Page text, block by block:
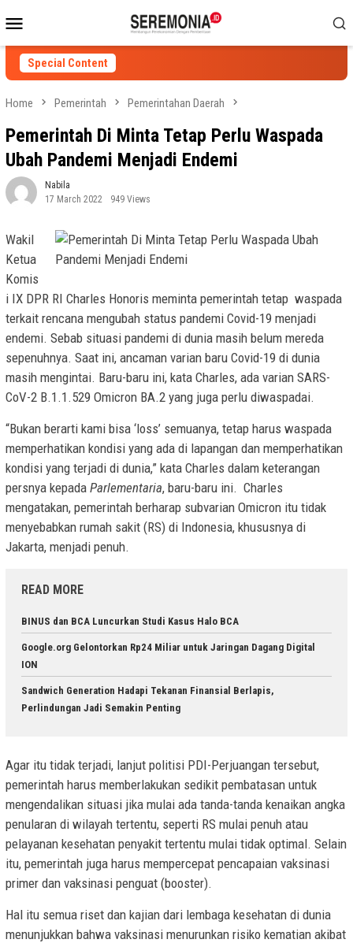
to
contentMenu
Special Content
Home Pemerintah Pemerintahan Daerah
Pemerintah Di Minta Tetap Perlu Waspada
Ubah Pandemi Menjadi Endemi
Nabila
17 March 2022
949 Views
Wakil
Ketua
Komis
i IX DPR RI Charles Honoris meminta pemerintah tetap waspada
terkait rencana mengubah status pandemi Covid-19 menjadi
endemi. Sebab situasi pandemi di dunia masih belum mereda
sepenuhnya. Saat ini, ancaman varian baru Covid-19 di dunia
masih mengintai. Baru-baru ini, kata Charles, ada varian SARS-
CoV-2 B.1.1.529 Omicron BA.2 yang juga perlu diwaspadai.
“Bukan berarti kami bisa ‘loss’ semuanya, tetap harus waspada
memperhatikan kondisi yang ada di lapangan dan memperhatikan
kondisi yang terjadi di dunia,” kata Charles dalam keterangan
persnya kepada Parlementaria, baru-baru ini. Charles
mengatakan, pemerintah berharap subvarian Omicron itu tidak
menyebabkan rumah sakit (RS) di Indonesia, khususnya di
Jakarta, menjadi penuh.
READ MORE
BINUS dan BCA Luncurkan Studi Kasus Halo BCA
Google.org Gelontorkan Rp24 Miliar untuk Jaringan Dagang Digital
ION
Sandwich Generation Hadapi Tekanan Finansial Berlapis,
Perlindungan Jadi Semakin Penting
Agar itu tidak terjadi, lanjut politisi PDI-Perjuangan tersebut,
pemerintah harus memberlakukan sedikit pembatasan untuk
mengendalikan situasi jika mulai ada tanda-tanda kenaikan angka
penularan di wilayah tertentu, seperti RS mulai penuh atau
pelayanan kesehatan penyakit tertentu mulai tidak optimal. Selain
itu, pemerintah juga harus mempercepat pencapaian vaksinasi
primer dan vaksinasi penguat (booster).
Hal itu semua riset dan kajian dari lembaga kesehatan di dunia
menunjukkan bahwa vaksinasi menurunkan risiko kematian akibat